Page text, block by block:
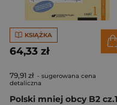
KSIĄŻKA
64,33 zł
79,91 zł - sugerowana cena
detaliczna